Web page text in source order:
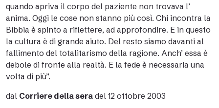
quando apriva il corpo del paziente non trovava l’
anima. Oggi le cose non stanno più così. Chi incontra la
Bibbia è spinto a riflettere, ad approfondire. E in questo
la cultura è di grande aiuto. Del resto siamo davanti al
fallimento del totalitarismo della ragione. Anch’ essa è
debole di fronte alla realtà. E la fede è necessaria una
volta di più”.
dal Corriere della sera del 12 ottobre 2003